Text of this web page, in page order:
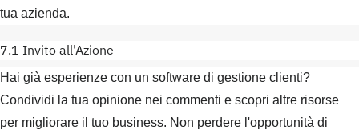
tua azienda.
7.1 Invito all'Azione
Hai già esperienze con un software di gestione clienti?
Condividi la tua opinione nei commenti e scopri altre risorse
per migliorare il tuo business. Non perdere l'opportunità di